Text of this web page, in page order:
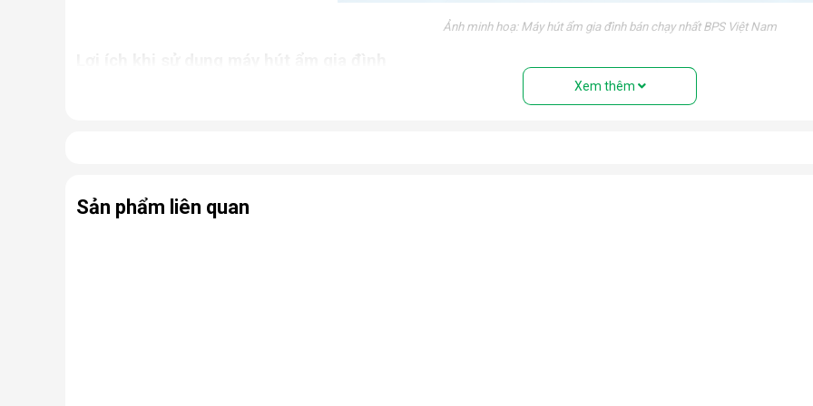
Ảnh minh hoạ: Máy hút ẩm gia đình bán chạy nhất BPS Việt Nam
Giữ cho nhà cửa luôn khô thoáng, tránh khỏi tình trạng trơn trượt trong những ngày nồm ẩm.
Ngăn chặn tình trạng nấm mốc, hạn chế sự phát triển của vi khuẩn trong môi trường độ ẩm cao. Bảo vệ sức
Xem thêm
Sản phẩm liên quan